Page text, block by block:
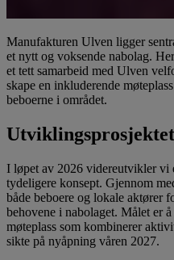
Manufakturen Ulven ligger
et nytt og voksende nabolag.
et tett samarbeid med Ulven
skape en inkluderende
beboerne i området.
I løpet av 2026 videreutvikler vi
tydeligere konsept. Gjennom
både beboere og lokale aktører
behovene i nabolaget. Målet er
møteplass som kombinerer
sikte på nyåpning våren 2027.